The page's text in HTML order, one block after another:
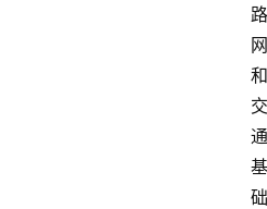
路
网
和
交
通
基
础